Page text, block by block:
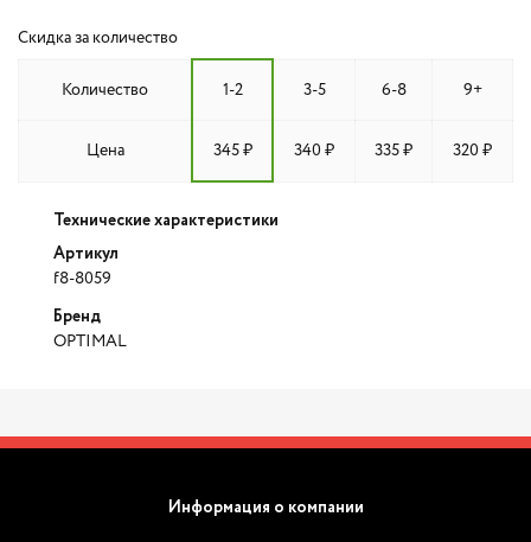
Скидка за количество
Количество 1-2 3-5 6-8 9+
Цена 345 ₽ 340 ₽ 335 ₽ 320 ₽
Технические характеристики
Артикул
f8-8059
Бренд
OPTIMAL
Информация о компании